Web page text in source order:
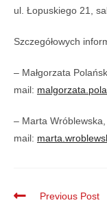
ul. Łopuskiego 21,
Szczegółowych
– Małgorzata
mail:
– Marta
mail:
Previous Post